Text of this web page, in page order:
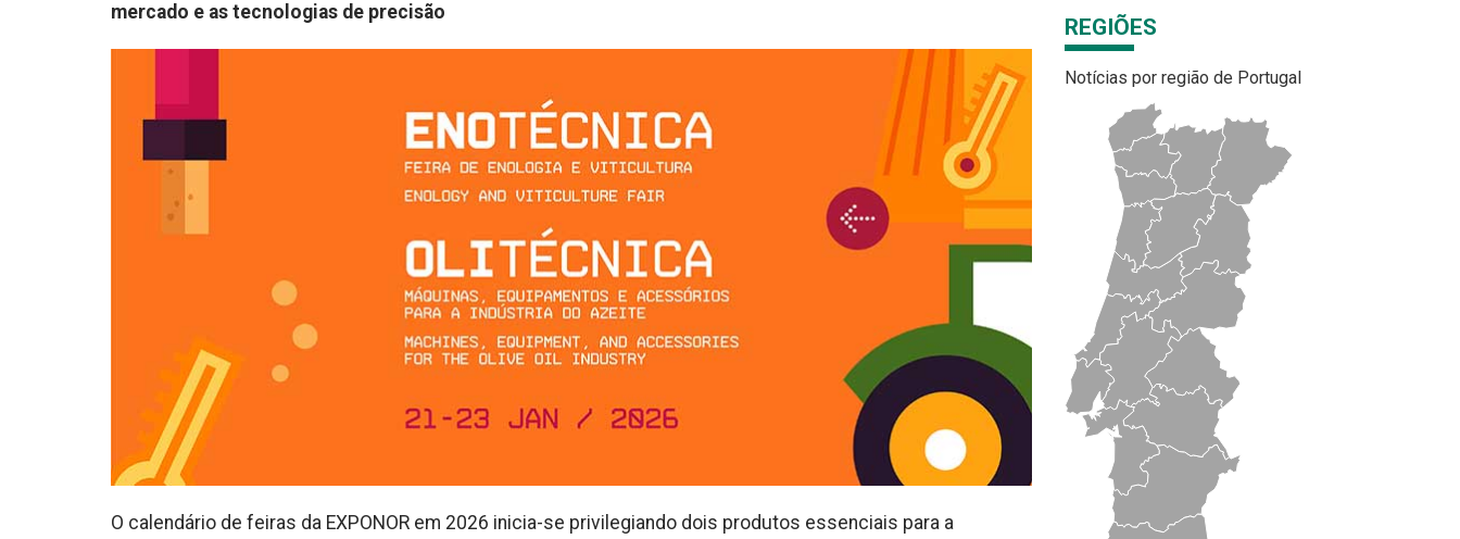
mercado e as tecnologias de precisão
O calendário de feiras da EXPONOR em 2026 inicia-se privilegiando dois produtos essenciais para a
REGIÕES
Notícias por região de Portugal